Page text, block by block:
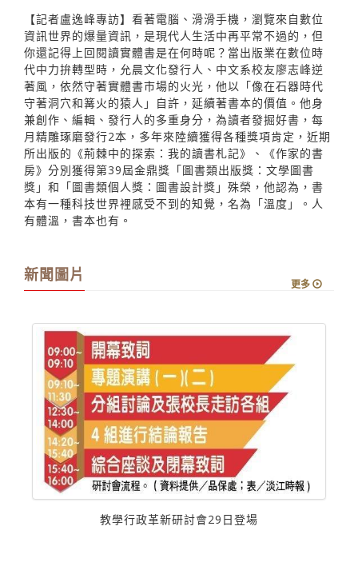
【記者盧逸峰專訪】看著電腦、滑滑手機，瀏覽來自數位
資訊世界的爆量資訊，是現代人生活中再平常不過的，但
你還記得上回閱讀實體書是在何時呢？當出版業在數位時
代中力拚轉型時，允晨文化發行人、中文系校友廖志峰逆
著風，依然守著實體書市場的火光，他以「像在石器時代
守著洞穴和篝火的猿人」自許，延續著書本的價值。他身
兼創作、編輯、發行人的多重身分，為讀者發掘好書，每
月精雕琢磨發行2本，多年來陸續獲得各種獎項肯定，近期
所出版的《荊棘中的探索：我的讀書札記》、《作家的書
房》分別獲得第39屆金鼎獎「圖書類出版獎：文學圖書
獎」和「圖書類個人獎：圖書設計獎」殊榮，他認為，書
本有一種科技世界裡感受不到的知覺，名為「溫度」。人
有體溫，書本也有。
新聞圖片
更多
教學行政革新研討會29日登場